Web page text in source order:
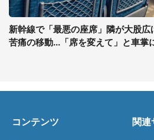
新幹線で「最悪の座席」隣が大股広
苦痛の移動...「席を変えて」と車掌
コンテンツ 関連